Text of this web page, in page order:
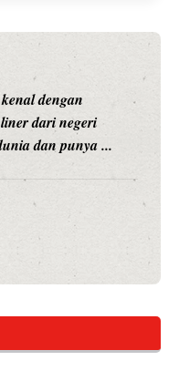
NEWS TNG–
hiburan,
merambah